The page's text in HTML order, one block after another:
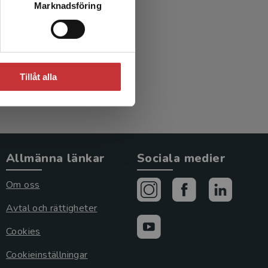
Marknadsföring
Tillåt alla
Allmänna länkar
Om oss
Avtal och rättigheter
Cookies
Cookieinställningar
Sociala medier